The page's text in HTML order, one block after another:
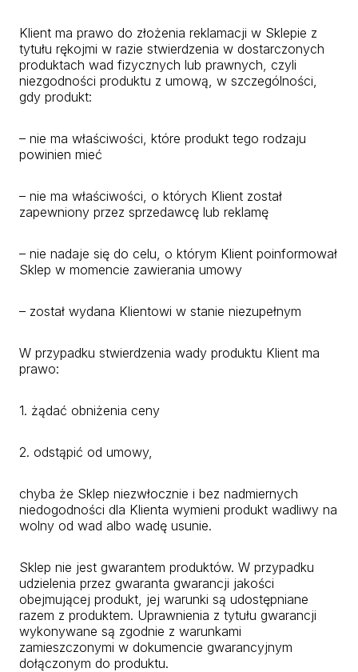
Klient ma prawo do złożenia reklamacji w Sklepie z
tytułu rękojmi w razie stwierdzenia w dostarczonych
produktach wad fizycznych lub prawnych, czyli
niezgodności produktu z umową, w szczególności,
gdy produkt:
– nie ma właściwości, które produkt tego rodzaju
powinien mieć
– nie ma właściwości, o których Klient został
zapewniony przez sprzedawcę lub reklamę
– nie nadaje się do celu, o którym Klient poinformował
Sklep w momencie zawierania umowy
– został wydana Klientowi w stanie niezupełnym
W przypadku stwierdzenia wady produktu Klient ma
prawo:
1. żądać obniżenia ceny
2. odstąpić od umowy,
chyba że Sklep niezwłocznie i bez nadmiernych
niedogodności dla Klienta wymieni produkt wadliwy na
wolny od wad albo wadę usunie.
Sklep nie jest gwarantem produktów. W przypadku
udzielenia przez gwaranta gwarancji jakości
obejmującej produkt, jej warunki są udostępniane
razem z produktem. Uprawnienia z tytułu gwarancji
wykonywane są zgodnie z warunkami
zamieszczonymi w dokumencie gwarancyjnym
dołączonym do produktu.